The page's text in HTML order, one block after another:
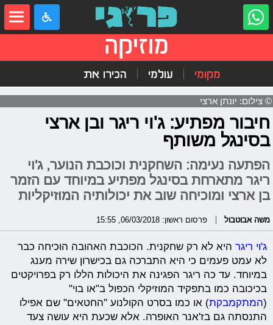
מוזיקה
מקומי עולמי הכירו את
© צילום: יונתן ארצי
חיבור מפתיע: ג'וי ריגר ובן ארצי
בסינגל משותף
הפתעה נעימה: השחקנית וכוכבת הנוער, ג'וי
ריגר מתארחת בסינגל מפתיע במיוחד עם הזמר
בן ארצי ומוכיחה שוב את יכולותיה המוזיקליות
משה אבוטבול פרסום ראשון: 06/03/2018, 15:55
ג'וי ריגר היא לא רק שחקנית. הכוכבת האהובה הוכיחה כבר
לא עמט פעמים כי היא התברכה גם בכישרון שירה מענג
במיוחד. עד כה ריגר הפגינה את היכולות הללו רק בפרויקטים
בכיכובה כמו בתפקיד המוזיקלי הכפול ב"או בוי"
(המתקמבקת) או כמו בסרט הקולנוע "החטאים" שם אפילו
התנסתה גם בז'אנר האופרה. אלא שכעת היא עושה צעד